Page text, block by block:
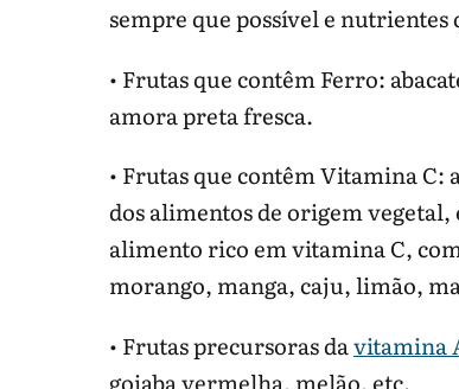
sempre que possível e nutrientes
• Frutas que contêm Ferro:
amora preta fresca.
• Frutas que contêm Vitamina
dos alimentos de origem
alimento rico em vitamina C,
morango, manga, caju, limão,
• Frutas precursoras davitamina
goiaba vermelha, melão, etc.